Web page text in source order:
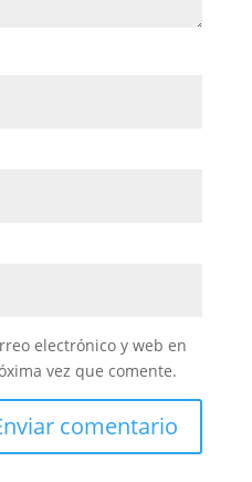
electrónico y web en
vez que comente.